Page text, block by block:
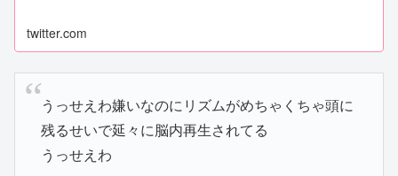
twitter.com
うっせえわ嫌いなのにリズムがめちゃくちゃ頭に
残るせいで延々に脳内再生されてる
うっせえわ